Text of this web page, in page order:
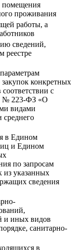
помещения
проживания
работы, а
сведений,
реестре
конкретных
с
№ 223-ФЗ «О
видами
среднего
в Едином
и Едином
по запросам
указанных
сведения
и иных видов
санитарно-
в